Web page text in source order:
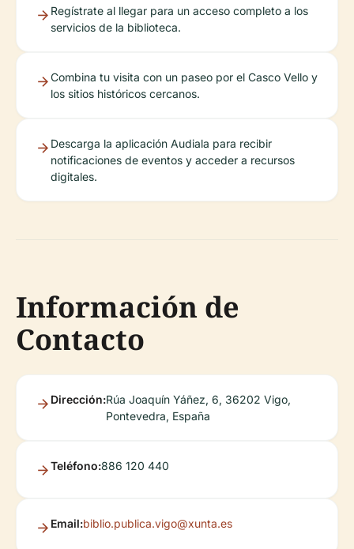
Regístrate al llegar para un acceso completo a los
servicios de la biblioteca.
Combina tu visita con un paseo por el Casco Vello y
los sitios históricos cercanos.
Descarga la aplicación Audiala para recibir
notificaciones de eventos y acceder a recursos
digitales.
Información de
Contacto
Dirección:Rúa Joaquín Yáñez, 6, 36202 Vigo,
Pontevedra, España
Teléfono:886 120 440
Email:biblio.publica.vigo@xunta.es